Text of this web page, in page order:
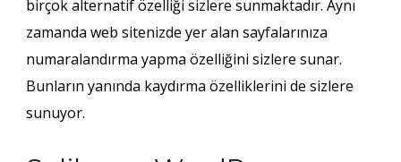
birçok alternatif özelliği sizlere sunmaktadır. Aynı
zamanda web sitenizde yer alan sayfalarınıza
numaralandırma yapma özelliğini sizlere sunar.
Bunların yanında kaydırma özelliklerini de sizlere
sunuyor.